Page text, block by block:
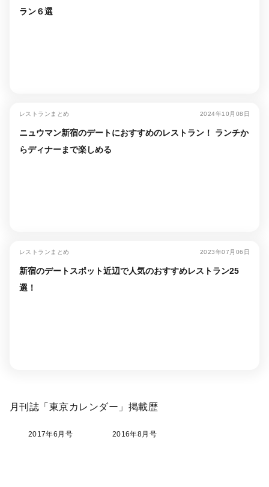
ラン６選
レストランまとめ 2024年10月08日
ニュウマン新宿のデートにおすすめのレストラン！ ランチか
らディナーまで楽しめる
レストランまとめ 2023年07月06日
新宿のデートスポット近辺で人気のおすすめレストラン25
選！
月刊誌「東京カレンダー」掲載歴
2017年6月号 2016年8月号